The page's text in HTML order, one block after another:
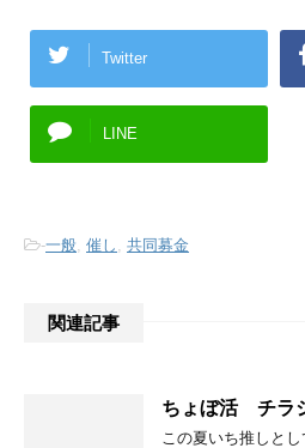
Twitter
LINE
-一般 催し 共同募金
関連記事
ちょぼ活 チラ
この夏いち推しと